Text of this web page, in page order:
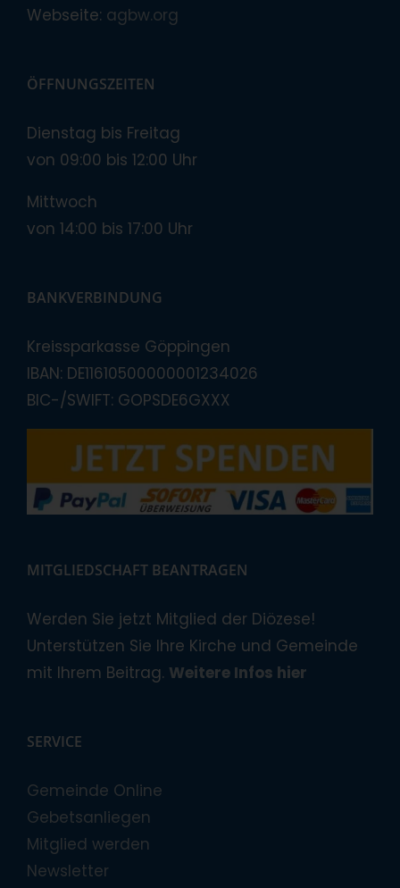
Webseite: agbw.org
ÖFFNUNGSZEITEN
Dienstag bis Freitag
von 09:00 bis 12:00 Uhr
Mittwoch
von 14:00 bis 17:00 Uhr
BANKVERBINDUNG
Kreissparkasse Göppingen
IBAN: DE11610500000001234026
BIC-/SWIFT: GOPSDE6GXXX
MITGLIEDSCHAFT BEANTRAGEN
Werden Sie jetzt Mitglied der Diözese!
Unterstützen Sie Ihre Kirche und Gemeinde
mit Ihrem Beitrag. Weitere Infos hier
SERVICE
Gemeinde Online
Gebetsanliegen
Mitglied werden
Newsletter